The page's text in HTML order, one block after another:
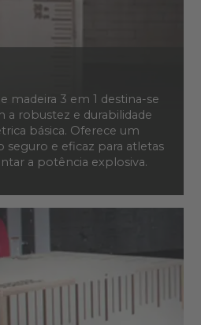
madeira 3 em 1 destina-se
a robustez e durabilidade
básica. Oferece um
e eficaz para atletas
a potência explosiva.